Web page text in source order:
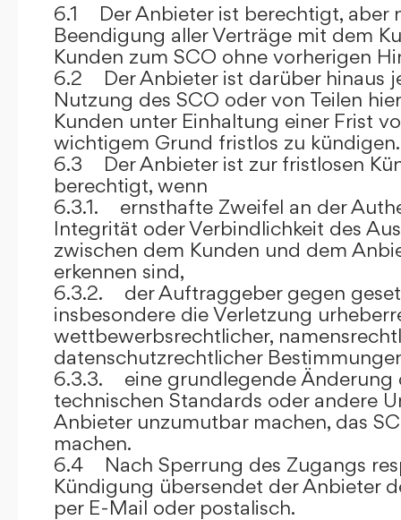
6.1 Der Anbieter ist berechtigt, aber
Beendigung aller Verträge mit dem
Kunden zum SCO ohne vorherigen
6.2 Der Anbieter ist darüber hinaus
Nutzung des SCO oder von Teilen
Kunden unter Einhaltung einer Frist
wichtigem Grund fristlos zu kündigen.
6.3 Der Anbieter ist zur fristlosen
berechtigt, wenn
6.3.1. ernsthafte Zweifel an der
Integrität oder Verbindlichkeit des
zwischen dem Kunden und dem
erkennen sind,
6.3.2. der Auftraggeber gegen
insbesondere die Verletzung
wettbewerbsrechtlicher,
datenschutzrechtlicher
6.3.3. eine grundlegende Änderung
technischen Standards oder andere
Anbieter unzumutbar machen, das
machen.
6.4 Nach Sperrung des Zugangs
Kündigung übersendet der Anbieter
per E-Mail oder postalisch.